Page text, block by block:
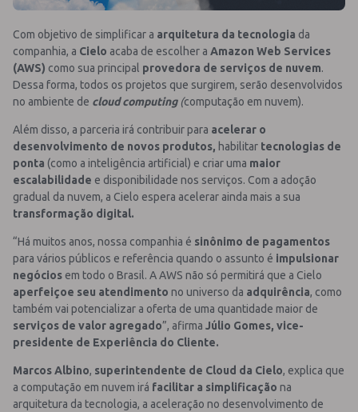
Com objetivo de simplificar a arquitetura da tecnologia da
companhia, a Cielo acaba de escolher a Amazon Web Services
(AWS) como sua principal provedora de serviços de nuvem.
Dessa forma, todos os projetos que surgirem, serão desenvolvidos
no ambiente de cloud computing(computação em nuvem).
Além disso, a parceria irá contribuir para acelerar o
desenvolvimento de novos produtos, habilitar tecnologias de
ponta (como a inteligência artificial) e criar uma maior
escalabilidade e disponibilidade nos serviços. Com a adoção
gradual da nuvem, a Cielo espera acelerar ainda mais a sua
transformação digital.
“Há muitos anos, nossa companhia é sinônimo de pagamentos
para vários públicos e referência quando o assunto é impulsionar
negócios em todo o Brasil. A AWS não só permitirá que a Cielo
aperfeiçoe seu atendimento no universo da adquirência, como
também vai potencializar a oferta de uma quantidade maior de
serviços de valor agregado”, afirma Júlio Gomes, vice-
presidente de Experiência do Cliente.
Marcos Albino, superintendente de Cloud da Cielo, explica que
a computação em nuvem irá facilitar a simplificação na
arquitetura da tecnologia, a aceleração no desenvolvimento de